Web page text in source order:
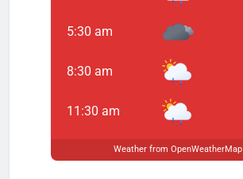
5:30 am
8:30 am
11:30 am
Weather from OpenWeatherMap